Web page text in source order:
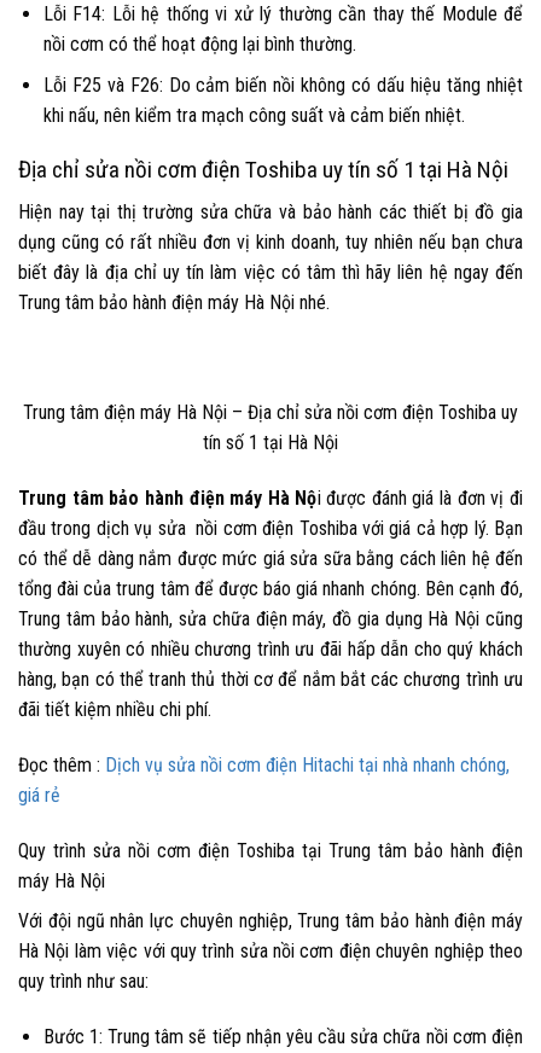
Lỗi F14: Lỗi hệ thống vi xử lý thường cần thay thế Module để
nồi cơm có thể hoạt động lại bình thường.
Lỗi F25 và F26: Do cảm biến nồi không có dấu hiệu tăng nhiệt
khi nấu, nên kiểm tra mạch công suất và cảm biến nhiệt.
Địa chỉ sửa nồi cơm điện Toshiba uy tín số 1 tại Hà Nội
Hiện nay tại thị trường sửa chữa và bảo hành các thiết bị đồ gia
dụng cũng có rất nhiều đơn vị kinh doanh, tuy nhiên nếu bạn chưa
biết đây là địa chỉ uy tín làm việc có tâm thì hãy liên hệ ngay đến
Trung tâm bảo hành điện máy Hà Nội nhé.
Trung tâm điện máy Hà Nội – Địa chỉ sửa nồi cơm điện Toshiba uy
tín số 1 tại Hà Nội
Trung tâm bảo hành điện máy Hà Nội được đánh giá là đơn vị đi
đầu trong dịch vụ sửa nồi cơm điện Toshiba với giá cả hợp lý. Bạn
có thể dễ dàng nắm được mức giá sửa sữa bằng cách liên hệ đến
tổng đài của trung tâm để được báo giá nhanh chóng. Bên cạnh đó,
Trung tâm bảo hành, sửa chữa điện máy, đồ gia dụng Hà Nội cũng
thường xuyên có nhiều chương trình ưu đãi hấp dẫn cho quý khách
hàng, bạn có thể tranh thủ thời cơ để nắm bắt các chương trình ưu
đãi tiết kiệm nhiều chi phí.
Đọc thêm : Dịch vụ sửa nồi cơm điện Hitachi tại nhà nhanh chóng,
giá rẻ
Quy trình sửa nồi cơm điện Toshiba tại Trung tâm bảo hành điện
máy Hà Nội
Với đội ngũ nhân lực chuyên nghiệp, Trung tâm bảo hành điện máy
Hà Nội làm việc với quy trình sửa nồi cơm điện chuyên nghiệp theo
quy trình như sau:
Bước 1: Trung tâm sẽ tiếp nhận yêu cầu sửa chữa nồi cơm điện